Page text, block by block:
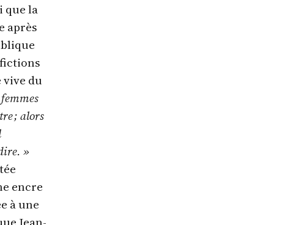
que la
après
du
; alors
»
encre
à une
Jean-